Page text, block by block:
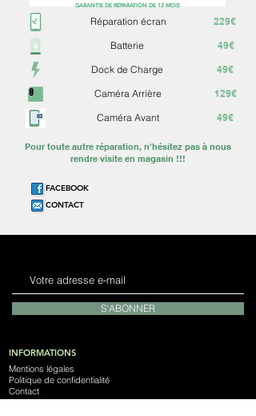
Caméra Arrière
129€
Caméra Avant
Dock de Charge 49€
Batterie 49€
CONTACT
Réparation écran 229€
GARANTIE DE RÉPARATION DE 12 MOIS
49€
Pour toute autre réparation, n'hésitez pas à nous
rendre visite en magasin !!!
FACEBOOK
S'ABONNER
INFORMATIONS
Mentions légales
Politique de confidentialité
Contact
Laissez nous un avis